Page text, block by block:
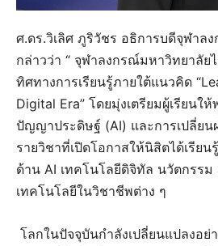
ศ.ดร.วิเลิศ ภูริวัชร อธิการบดีจุฬาล
กล่าวว่า “ จุฬาลงกรณ์มหาวิทย
ทิศทางการเรียนรู้ภายใต้แนวคิด
Digital Era” โดยมุ่งเตรียมผู้เรียนใ
ปัญญาประดิษฐ์ (AI) และการเปลี่ย
รายวิชาที่เปิดโอกาสให้นิสิตได้เรียน
ด้าน AI เทคโนโลยีดิจิทัล นวัตกรรม
เทคโนโลยีในวิชาชีพต่าง ๆ
โลกในปัจจุบันกำลังเปลี่ยนแปลงอย่